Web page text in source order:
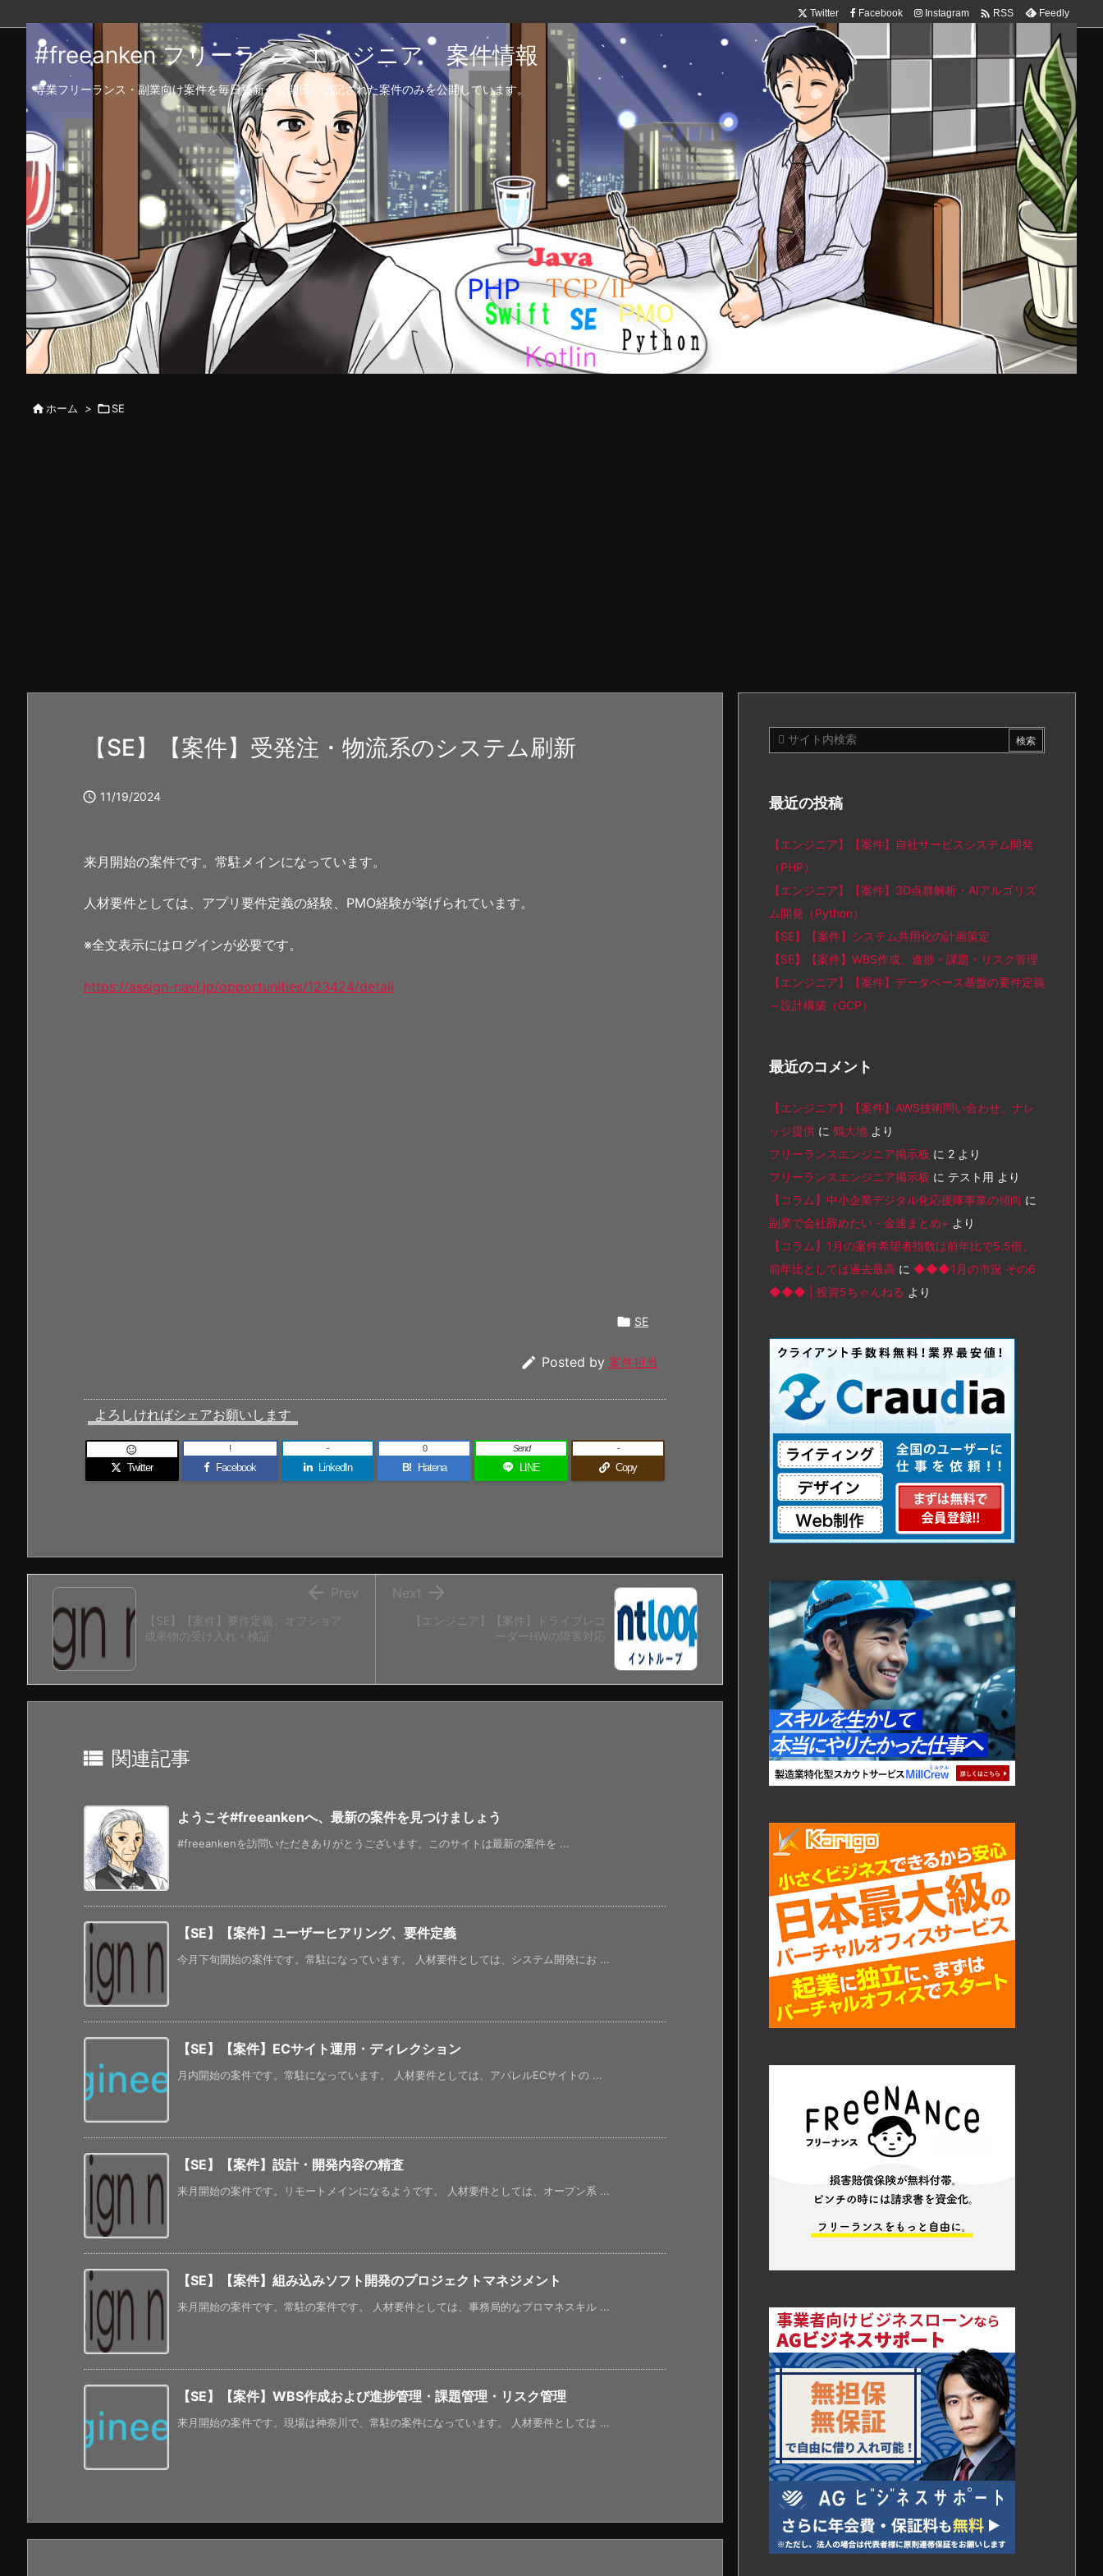
Twitter Facebook Instagram  RSS Feedly
#freeanken フリーランスエンジニア 案件情報
専業フリーランス・副業向け案件を毎日更新！公開日が明記された案件のみを公開しています。
 ホーム > SE
【SE】【案件】受発注・物流系のシステム刷新
 11/19/2024
来月開始の案件です。常駐メインになっています。
人材要件としては、アプリ要件定義の経験、PMO経験が挙げられています。
※全文表示にはログインが必要です。
https://assign-navi.jp/opportunities/123424/detail
 SE
 Posted by 案件担当
よろしければシェアお願いします
Twitter

Facebook
!
LinkedIn
-
B! Hatena
0
LINE
Send
Copy
-
【エンジニア】【案件】ドライブレコ
ーダーHWの障害対応

Next
【SE】【案件】要件定義、オフショア
成果物の受け入れ・検証
 Prev
 関連記事
ようこそ#freeankenへ、最新の案件を見つけましょう
#freeankenを訪問いただきありがとうございます。このサイトは最新の案件を ...
【SE】【案件】ユーザーヒアリング、要件定義
今月下旬開始の案件です。常駐になっています。 人材要件としては、システム開発にお ...
【SE】【案件】ECサイト運用・ディレクション
月内開始の案件です。常駐になっています。 人材要件としては、アパレルECサイトの ...
【SE】【案件】設計・開発内容の精査
来月開始の案件です。リモートメインになるようです。 人材要件としては、オープン系 ...
【SE】【案件】組み込みソフト開発のプロジェクトマネジメント
来月開始の案件です。常駐の案件です。 人材要件としては、事務局的なプロマネスキル ...
【SE】【案件】WBS作成および進捗管理・課題管理・リスク管理
来月開始の案件です。現場は神奈川で、常駐の案件になっています。 人材要件としては ...
最近の投稿
【エンジニア】【案件】自社サービスシステム開発
（PHP）
【エンジニア】【案件】3D点群解析・AIアルゴリズ
ム開発（Python）
【SE】【案件】システム共用化の計画策定
【SE】【案件】WBS作成、進捗・課題・リスク管理
【エンジニア】【案件】データベース基盤の要件定義
～設計構築（GCP）
最近のコメント
【エンジニア】【案件】AWS技術問い合わせ、ナレ
ッジ提供 に 鶴大地 より
フリーランスエンジニア掲示板 に 2 より
フリーランスエンジニア掲示板 に テスト用 より
【コラム】中小企業デジタル化応援隊事業の傾向 に
副業で会社辞めたい - 金速まとめ+ より
【コラム】1月の案件希望者指数は前年比で5.5倍、
前年比としては過去最高 に ◆◆◆1月の市況 その6
◆◆◆ | 投資5ちゃんねる より